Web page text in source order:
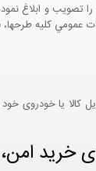
هيئت محترم دولت طي مصوبه شماره 99517/ت49016 ه مورخ 01/09/1393، آيين
وزارت متبوع مبني بر اينکه
یا خودروی خود
خرید